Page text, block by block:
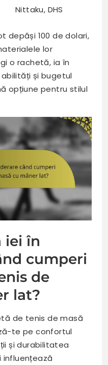
Nittaku, DHS
depăși 100 de dolari,
lor
o rachetă, ia în
și bugetul
opțiune pentru stilul
iei în
cumperi
de
lat?
de tenis de masă
te pe confortul
și durabilitatea